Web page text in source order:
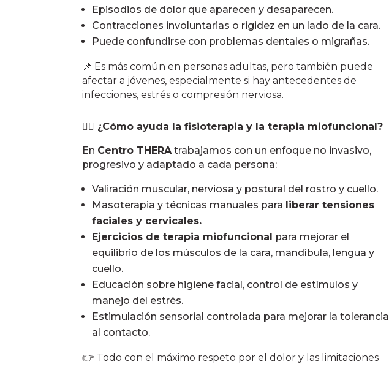
Episodios de dolor que aparecen y desaparecen.
Contracciones involuntarias o rigidez en un lado de la cara.
Puede confundirse con problemas dentales o migrañas.
📌 Es más común en personas adultas, pero también puede
afectar a jóvenes, especialmente si hay antecedentes de
infecciones, estrés o compresión nerviosa.
💆‍♀️ ¿Cómo ayuda la fisioterapia y la terapia miofuncional?
En Centro THERAtrabajamos con un enfoque no invasivo,
progresivo y adaptado a cada persona:
Valiración muscular, nerviosa y postural del rostro y cuello.
Masoterapia y técnicas manuales para liberar tensiones
faciales y cervicales.
Ejercicios de terapia miofuncional para mejorar el
equilibrio de los músculos de la cara, mandíbula, lengua y
cuello.
Educación sobre higiene facial, control de estímulos y
manejo del estrés.
Estimulación sensorial controlada para mejorar la tolerancia
al contacto.
👉 Todo con el máximo respeto por el dolor y las limitaciones